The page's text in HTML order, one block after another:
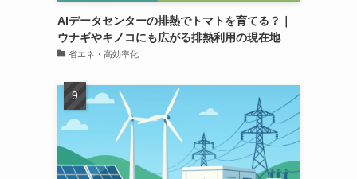
AIデータセンターの排熱でトマトを育てる？｜
ウナギやキノコにも広がる排熱利用の現在地
省エネ・高効率化